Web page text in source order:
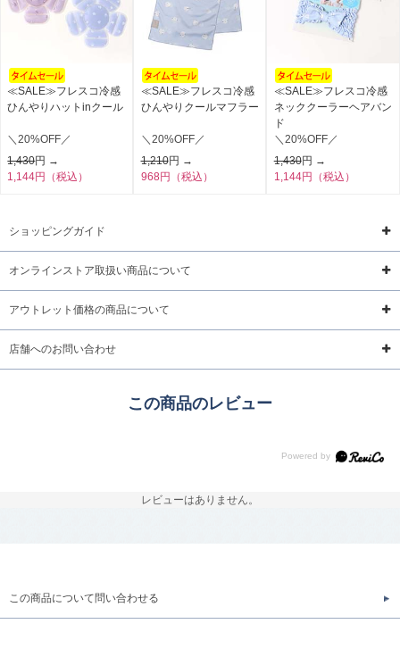
≪SALE≫フレスコ冷感
ひんやりハットinクール
＼20%OFF／
1,430円 →
1,144円（税込）
≪SALE≫フレスコ冷感
ひんやりクールマフラー
＼20%OFF／
1,210円 →
968円（税込）
≪SALE≫フレスコ冷感
ネッククーラーヘアバン
ド
＼20%OFF／
1,430円 →
1,144円（税込）
ショッピングガイド
オンラインストア取扱い商品について
アウトレット価格の商品について
店舗へのお問い合わせ
この商品のレビュー
レビューはありません。
この商品について問い合わせる